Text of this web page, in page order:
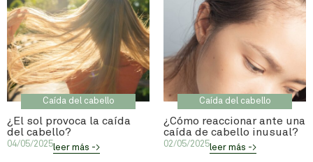
Caída del cabello
¿El sol provoca la caída
del cabello?
04/05/2025leer más ->
Caída del cabello
¿Cómo reaccionar ante una
caída de cabello inusual?
02/05/2025leer más ->